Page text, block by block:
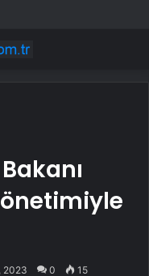
2023 0 15